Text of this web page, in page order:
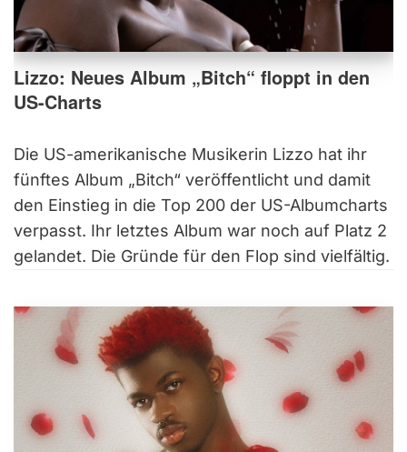
Lizzo: Neues Album „Bitch“ floppt in den
US-Charts
Die US-amerikanische Musikerin Lizzo hat ihr
fünftes Album „Bitch“ veröffentlicht und damit
den Einstieg in die Top 200 der US-Albumcharts
verpasst. Ihr letztes Album war noch auf Platz 2
gelandet. Die Gründe für den Flop sind vielfältig.